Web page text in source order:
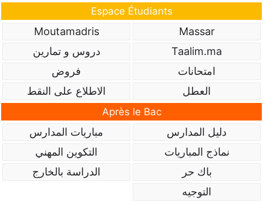
Espace Étudiants
Massar
Moutamadris
Taalim.ma
دروس و تمارين
امتحانات
فروض
العطل
الاطلاع على النقط
Après le Bac
دليل المدارس
مباريات المدارس
نماذج المباريات
التكوين المهني
باك حر
الدراسة بالخارج
التوجيه